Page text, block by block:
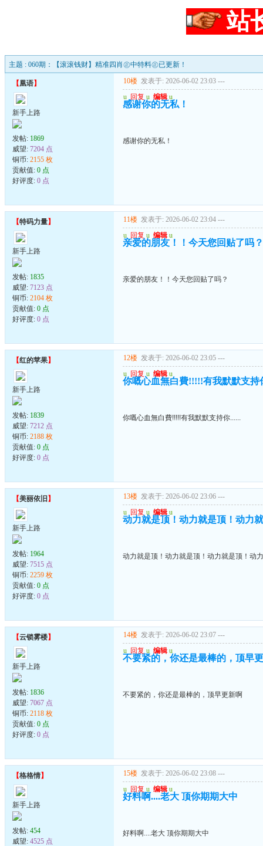
站
主题 : 060期：【滚滚钱财】精准四肖㊣中特料㊣已更新！
【凰语】
新手上路
发帖: 1869
威望: 7204 点
铜币: 2155 枚
贡献值: 0 点
好评度: 0 点
10楼 发表于: 2026-06-02 23:03 ---
u 回复 u 编辑 u
感谢你的无私！
感谢你的无私！
【特码力量】
新手上路
发帖: 1835
威望: 7123 点
铜币: 2104 枚
贡献值: 0 点
好评度: 0 点
11楼 发表于: 2026-06-02 23:04 ---
u 回复 u 编辑 u
亲爱的朋友！！今天您回贴了吗？
亲爱的朋友！！今天您回贴了吗？
【红的苹果】
新手上路
发帖: 1839
威望: 7212 点
铜币: 2188 枚
贡献值: 0 点
好评度: 0 点
12楼 发表于: 2026-06-02 23:05 ---
u 回复 u 编辑 u
你嘅心血無白費!!!!!有我默默支持
你嘅心血無白費!!!!!有我默默支持你......
【美丽依旧 】
新手上路
发帖: 1964
威望: 7515 点
铜币: 2259 枚
贡献值: 0 点
好评度: 0 点
13楼 发表于: 2026-06-02 23:06 ---
u 回复 u 编辑 u
动力就是顶！动力就是顶！动力
动力就是顶！动力就是顶！动力就是顶！动
【云锁雾楼】
新手上路
发帖: 1836
威望: 7067 点
铜币: 2118 枚
贡献值: 0 点
好评度: 0 点
14楼 发表于: 2026-06-02 23:07 ---
u 回复 u 编辑 u
不要紧的，你还是最棒的，顶早
不要紧的，你还是最棒的，顶早更新啊
【格格情】
新手上路
发帖: 454
威望: 4525 点
15楼 发表于: 2026-06-02 23:08 ---
u 回复 u 编辑 u
好料啊....老大 顶你期期大中
好料啊....老大 顶你期期大中